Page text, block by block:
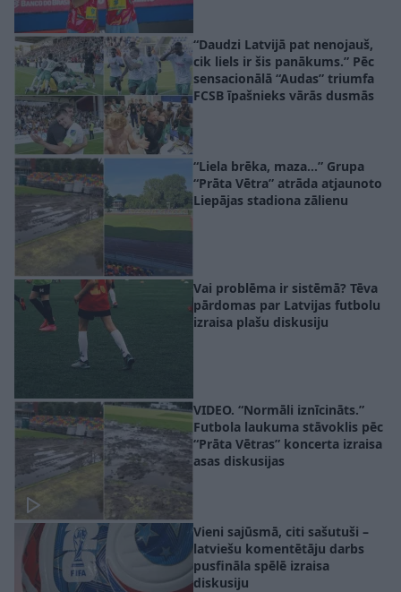
“Daudzi Latvijā pat nenojauš,
cik liels ir šis panākums.” Pēc
sensacionālā “Audas” triumfa
FCSB īpašnieks vārās dusmās
“Liela brēka, maza…” Grupa
“Prāta Vētra” atrāda atjaunoto
Liepājas stadiona zālienu
Vai problēma ir sistēmā? Tēva
pārdomas par Latvijas futbolu
izraisa plašu diskusiju
VIDEO. “Normāli iznīcināts.”
Futbola laukuma stāvoklis pēc
“Prāta Vētras” koncerta izraisa
asas diskusijas
Vieni sajūsmā, citi sašutuši –
latviešu komentētāju darbs
pusfināla spēlē izraisa
diskusiju